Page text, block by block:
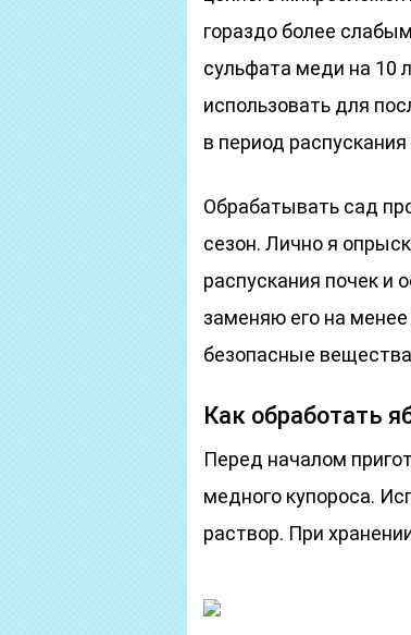
гораздо более
сульфата меди на 10
использовать для
в период
Обрабатывать сад
сезон. Лично я
распускания почек и
заменяю его на
безопасные
Как обработать
Перед началом
медного купороса.
раствор. При